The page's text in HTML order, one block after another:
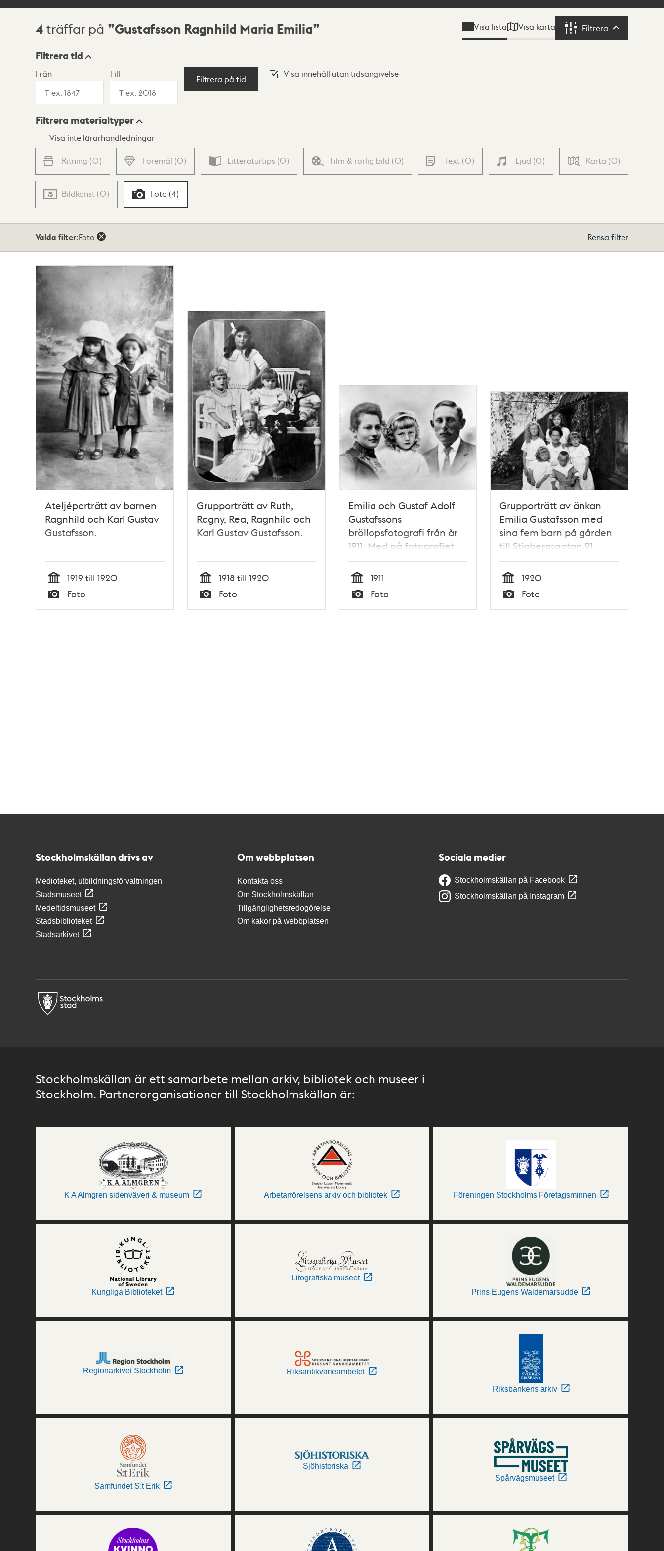
Sökresultat
4 träffar på Gustafsson Ragnhild Maria Emilia Visa lista Visa karta Filtrera Filtrera
Visningsläge
Lista Karta
Filtrera tid
Från Till
Filtrera på tid
Visa innehåll utan tidsangivelse
Filtrera materialtyper
Visa inte lärarhandledningar
Ritning (0) Föremål (0) Litteraturtips (0) Film & rörlig bild (0) Text (0) Ljud (0) Karta (0)
Bildkonst (0) Foto (4)
Valda filter:Foto Rensa filter
Ateljéporträtt av barnen
Ragnhild och Karl Gustav
Gustafsson.
Tid
1919 till 1920
Typ
Foto
Grupporträtt av Ruth,
Ragny, Rea, Ragnhild och
Karl Gustav Gustafsson.
Tid
1918 till 1920
Typ
Foto
Emilia och Gustaf Adolf
Gustafssons
bröllopsfotografi från år
1911. Med på fotografiet
finns även en inmonterad
bild på parets dotter
Ragnhild, född 1916.
Tid
1911
Typ
Foto
Grupporträtt av änkan
Emilia Gustafsson med
sina fem barn på gården
till Stigbergsgatan 21.
Tid
1920
Typ
Foto
Stockholmskällan drivs av
Medioteket, utbildningsförvaltningen
Stadsmuseet
Medeltidsmuseet
Stadsbiblioteket
Stadsarkivet
Om webbplatsen
Kontakta oss
Om Stockholmskällan
Tillgänglighetsredogörelse
Om kakor på webbplatsen
Sociala medier
Stockholmskällan på Facebook
Stockholmskällan på Instagram
Stockholmskällan är ett samarbete mellan arkiv, bibliotek och museer i
Stockholm. Partnerorganisationer till Stockholmskällan är:
K A Almgren sidenväveri & museum Arbetarrörelsens arkiv och bibliotek Föreningen Stockholms Företagsminnen
Kungliga Biblioteket
Litografiska museet
Prins Eugens Waldemarsudde
Regionarkivet Stockholm Riksantikvarieämbetet
Riksbankens arkiv
Samfundet S:t Erik
Sjöhistoriska
Spårvägsmuseet